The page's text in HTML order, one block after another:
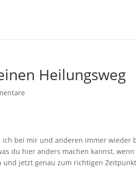
Heilungsweg
bei mir und anderen immer wieder
du hier anders machen kannst,
jetzt genau zum richtigen